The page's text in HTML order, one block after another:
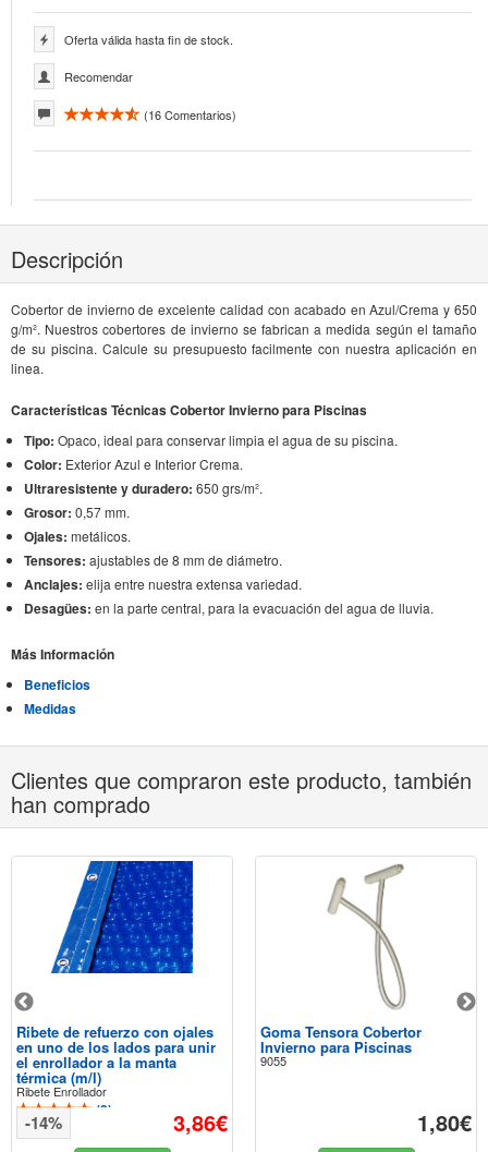
Oferta válida hasta fin de stock.
Recomendar
(16Comentarios)
Descripción
Cobertor de invierno de excelente calidad con acabado en Azul/Crema y 650
g/m². Nuestros cobertores de invierno se fabrican a medida según el tamaño
de su piscina. Calcule su presupuesto facilmente con nuestra aplicación en
linea.
Características Técnicas Cobertor Invierno para Piscinas
Tipo: Opaco, ideal para conservar limpia el agua de su piscina.
Color: Exterior Azul e Interior Crema.
Ultraresistente y duradero: 650 grs/m².
Grosor: 0,57 mm.
Ojales: metálicos.
Tensores: ajustables de 8 mm de diámetro.
Anclajes: elija entre nuestra extensa variedad.
Desagües: en la parte central, para la evacuación del agua de lluvia.
Más Información
Beneficios
Medidas
Clientes que compraron este producto, también
han comprado
Ribete de refuerzo con ojales
en uno de los lados para unir
el enrollador a la manta
térmica (m/l)
Ribete Enrollador
(3) 3,86€
-14%
Goma Tensora Cobertor
Invierno para Piscinas
9055
1,80€